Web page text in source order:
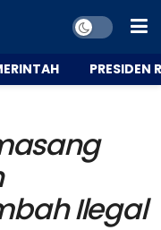
PRESIDEN
Ilegal